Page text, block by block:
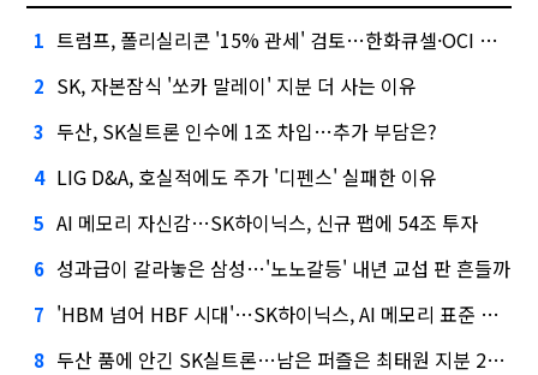
1 트럼프, 폴리실리콘 '15% 관세' 검토…한화큐셀·OCI 영향은?
2 SK, 자본잠식 '쏘카 말레이' 지분 더 사는 이유
3 두산, SK실트론 인수에 1조 차입…추가 부담은?
4 LIG D&A, 호실적에도 주가 '디펜스' 실패한 이유
5 AI 메모리 자신감…SK하이닉스, 신규 팹에 54조 투자
6 성과급이 갈라놓은 삼성…'노노갈등' 내년 교섭 판 흔들까
7 'HBM 넘어 HBF 시대'…SK하이닉스, AI 메모리 표준 선점 나섰다
8 두산 품에 안긴 SK실트론…남은 퍼즐은 최태원 지분 29.4%